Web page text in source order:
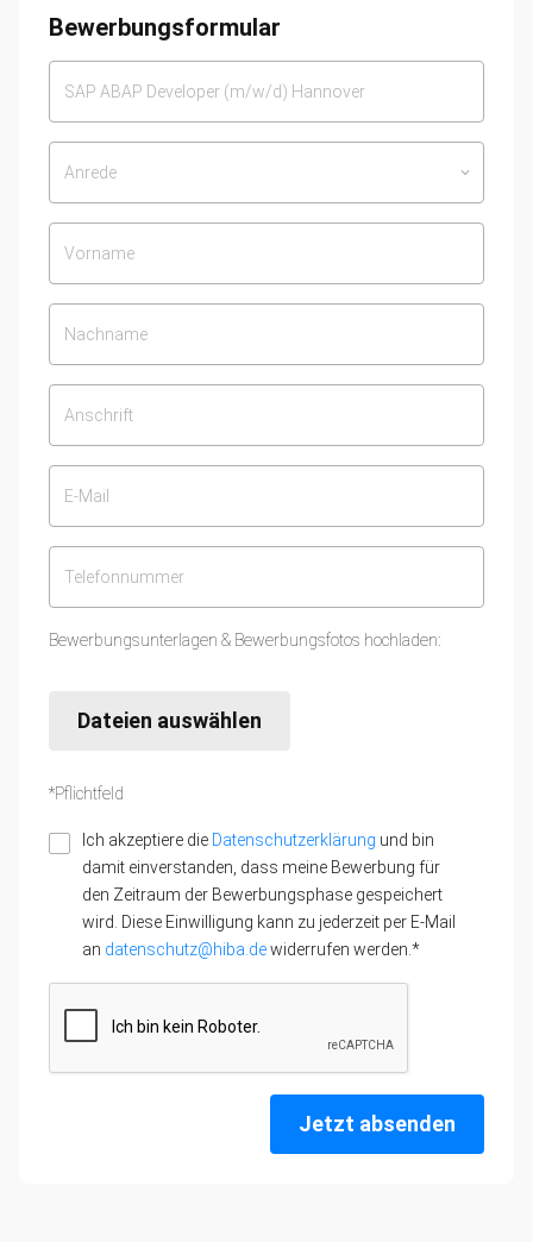
Bewerbungsformular
Anrede keyboard_arrow_down
Bewerbungsunterlagen & Bewerbungsfotos hochladen:
Dateien auswählen
*Pflichtfeld
Ich akzeptiere die Datenschutzerklärung und bin
damit einverstanden, dass meine Bewerbung für
den Zeitraum der Bewerbungsphase gespeichert
wird. Diese Einwilligung kann zu jederzeit per E-Mail
an datenschutz@hiba.dewiderrufen werden.*
Jetzt absenden